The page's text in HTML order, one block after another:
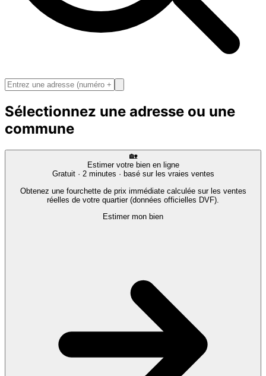
Sélectionnez une adresse ou une
commune
🏡
Estimer votre bien en ligne
Gratuit · 2 minutes · basé sur les vraies ventes
Obtenez une fourchette de prix immédiate calculée sur les ventes
réelles de votre quartier (données officielles DVF).
Estimer mon bien